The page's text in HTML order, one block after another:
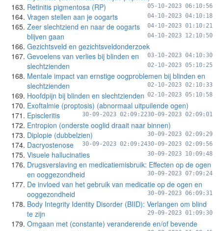
05-10-2023 06:10:56
Retinitis pigmentosa (RP)
04-10-2023 04:10:18
Vragen stellen aan je oogarts
04-10-2023 01:10:21
Zeer slechtziend en naar de oogarts
blijven gaan
04-10-2023 12:10:50
Gezichtsveld en gezichtsveldonderzoek
03-10-2023 04:10:30
Gevoelens van verlies bij blinden en
slechtzienden
02-10-2023 05:10:25
Mentale impact van ernstige oogproblemen bij blinden en
slechtzienden
02-10-2023 02:10:33
Hoofdpijn bij blinden en slechtzienden 02-10-2023 05:10:58
Exoftalmie (proptosis) (abnormaal uitpuilende ogen)
30-09-2023 02:09:01
Episcleritis 30-09-2023 02:09:22
Entropion (onderste ooglid draait naar binnen)
30-09-2023 02:09:29
Diplopie (dubbelzien)
30-09-2023 02:09:56
Dacryostenose 30-09-2023 02:09:24
Visuele hallucinaties 30-09-2023 10:09:48
Drugsverslaving en medicatiemisbruik: Effecten op de ogen
en ooggezondheid
30-09-2023 07:09:24
De invloed van het gebruik van medicatie op de ogen en
ooggezondheid
30-09-2023 06:09:31
Body Integrity Identity Disorder (BIID): Verlangen om blind
te zijn
29-09-2023 01:09:30
Omgaan met (constante) veranderende en/of bevende